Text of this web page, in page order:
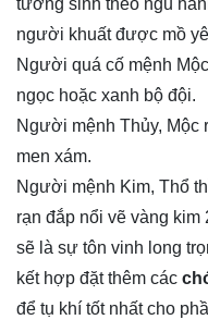
tương sinh theo ngũ
người khuất được mồ
Người quá cố mệnh
ngọc hoặc xanh bộ đội.
Người mệnh Thủy, Mộc
men xám.
Người mệnh Kim, Thổ
rạn đắp nổi vẽ vàng kim
sẽ là sự tôn vinh long
kết hợp đặt thêm các
để tụ khí tốt nhất cho